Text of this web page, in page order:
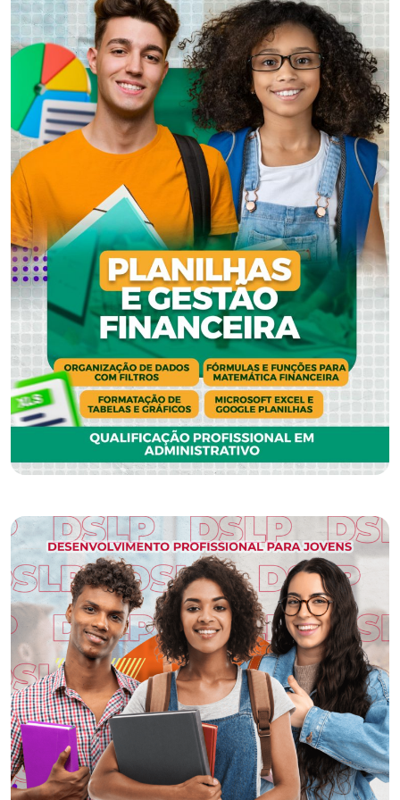
Celebramos com orgulho a
dedicação e sucesso o início de
grandes carreiras. Felicidades aos
nossos formandos por esta
conquista incrível!